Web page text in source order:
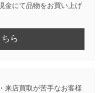
金にて品物をお買い上げ
ら
来店買取が苦手なお客様